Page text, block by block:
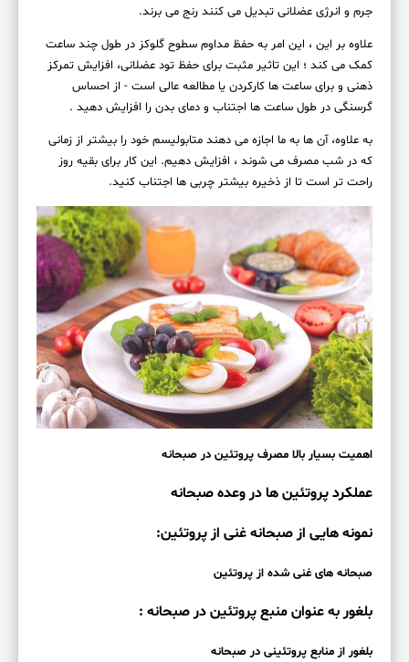
جرم و انرژی عضلانی تبدیل می کنند رنج می برند.
علاوه بر این ، این امر به حفظ مداوم سطوح گلوکز در طول چند ساعت
کمک می کند ؛ این تاثیر مثبت برای حفظ تود عضلانی، افزایش تمرکز
ذهنی و برای ساعت ها کارکردن یا مطالعه عالی است - از احساس
گرسنگی در طول ساعت ها اجتناب و دمای بدن را افزایش دهید .
به علاوه، آن ها به ما اجازه می دهند متابولیسم خود را بیشتر از زمانی
که در شب مصرف می شوند ، افزایش دهیم. این کار برای بقیه روز
راحت تر است تا از ذخیره بیشتر چربی ها اجتناب کنید.
اهمیت بسیار بالا مصرف پروتئین در صبحانه
عملکرد پروتئین ها در وعده صبحانه
نمونه هایی از صبحانه غنی از پروتئین:
صبحانه های غنی شده از پروتئین
بلغور به عنوان منبع پروتئین در صبحانه :
بلغور از منابع پروتئینی در صبحانه